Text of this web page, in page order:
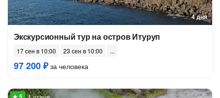
4 дня
Экскурсионный тур на остров Итуруп
17 сен в 10:00 23 сен в 10:00
97 200 ₽за человека